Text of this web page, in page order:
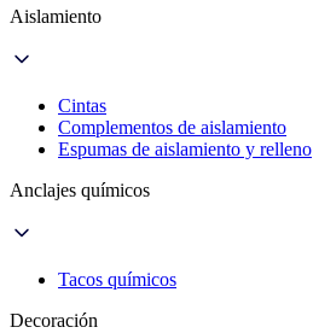
Aislamiento
Cintas
Complementos de aislamiento
Espumas de aislamiento y relleno
Anclajes químicos
Tacos químicos
Decoración